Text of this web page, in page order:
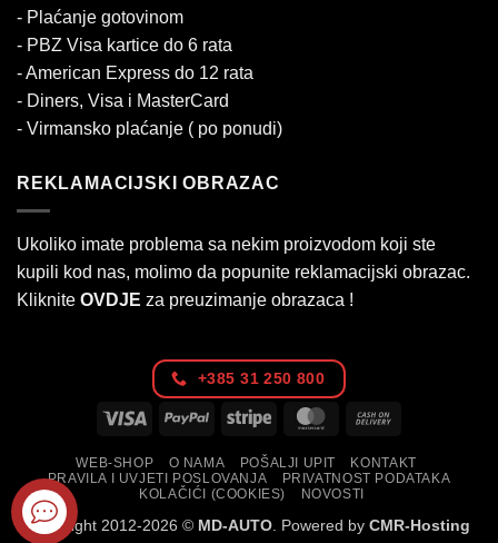
- Plaćanje gotovinom
- PBZ Visa kartice do 6 rata
- American Express do 12 rata
- Diners, Visa i MasterCard
- Virmansko plaćanje ( po ponudi)
REKLAMACIJSKI OBRAZAC
Ukoliko imate problema sa nekim proizvodom koji ste
kupili kod nas, molimo da popunite reklamacijski obrazac.
Kliknite OVDJE za preuzimanje obrazaca !
+385 31 250 800
Visa PayPal Stripe MasterCard
Delivery
WEB-SHOP O NAMA POŠALJI UPIT
KONTAKT
PRAVILA I UVJETI POSLOVANJA
PRIVATNOST PODATAKA
KOLAČIĆI (COOKIES)
NOVOSTI
Copyright 2012-2026 © MD-AUTO. Powered by CMR-Hosting